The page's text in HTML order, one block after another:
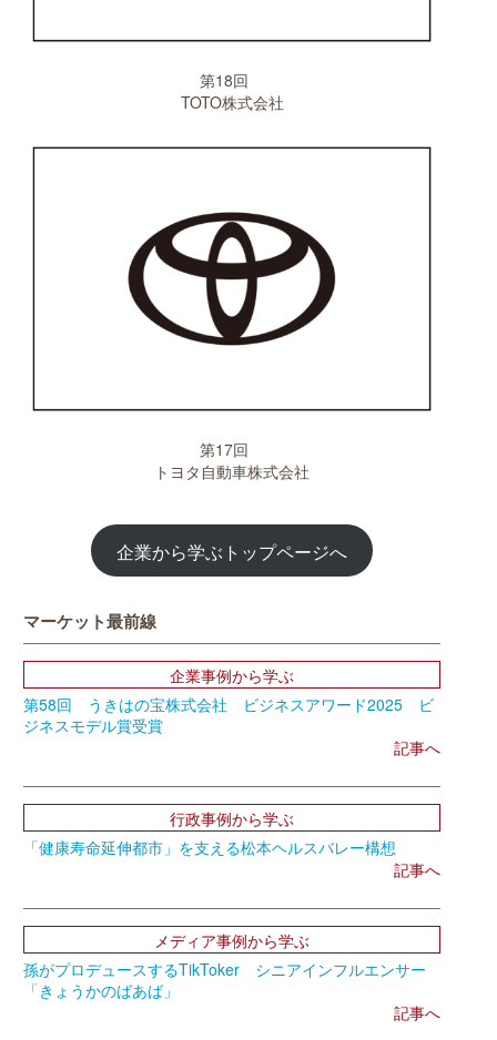
第18回
TOTO株式会社
第17回
トヨタ自動車株式会社
企業から学ぶトップページへ
マーケット最前線
企業事例から学ぶ
第58回 うきはの宝株式会社 ビジネスアワード2025 ビ
ジネスモデル賞受賞
記事へ
行政事例から学ぶ
「健康寿命延伸都市」を支える松本ヘルスバレー構想
記事へ
メディア事例から学ぶ
孫がプロデュースするTikToker シニアインフルエンサー
「きょうかのばあば」
記事へ